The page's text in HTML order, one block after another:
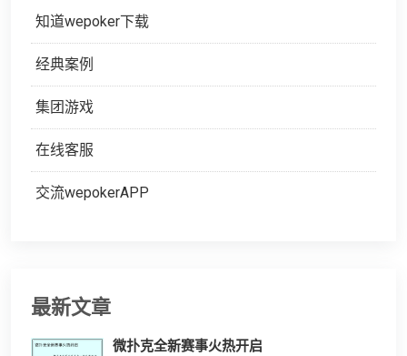
知道wepoker下载
经典案例
集团游戏
在线客服
交流wepokerAPP
最新文章
微扑克全新赛事火热开启